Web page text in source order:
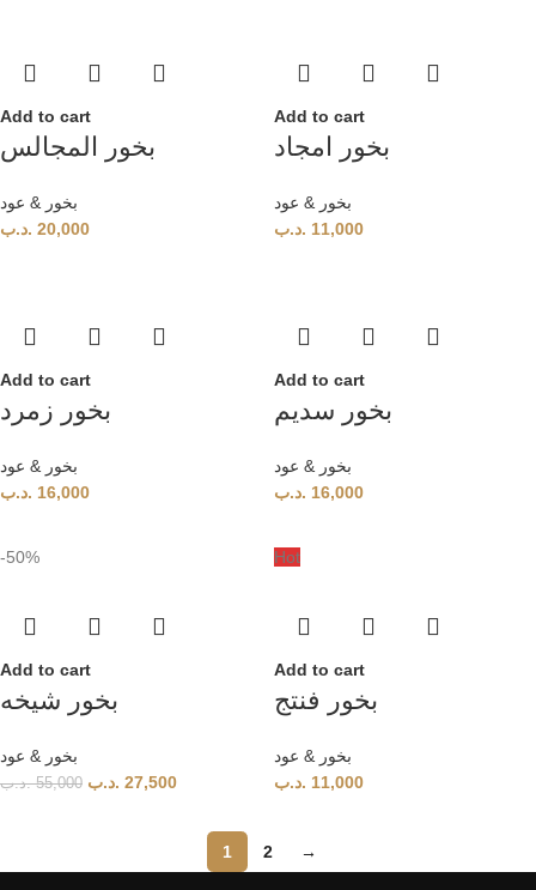
Add to cart
بخور المجالس
بخور & عود
20,000 .د.ب
Add to cart
بخور امجاد
بخور & عود
11,000 .د.ب
Add to cart
بخور زمرد
بخور & عود
16,000 .د.ب
Add to cart
بخور سديم
بخور & عود
16,000 .د.ب
-50%
Add to cart
بخور شيخه
بخور & عود
55,000 .د.ب 27,500 .د.ب
Hot
Add to cart
بخور فنتج
بخور & عود
11,000 .د.ب
1 2 →